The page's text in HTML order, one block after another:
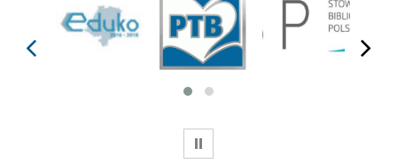
prev next
WSTRZYMAJ